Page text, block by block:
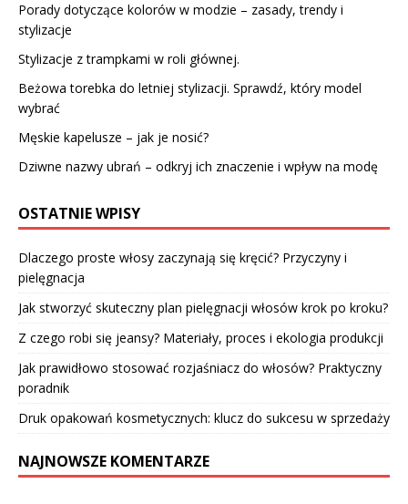
Porady dotyczące kolorów w modzie – zasady, trendy i
stylizacje
Stylizacje z trampkami w roli głównej.
Beżowa torebka do letniej stylizacji. Sprawdź, który model
wybrać
Męskie kapelusze – jak je nosić?
Dziwne nazwy ubrań – odkryj ich znaczenie i wpływ na modę
OSTATNIE WPISY
Dlaczego proste włosy zaczynają się kręcić? Przyczyny i
pielęgnacja
Jak stworzyć skuteczny plan pielęgnacji włosów krok po kroku?
Z czego robi się jeansy? Materiały, proces i ekologia produkcji
Jak prawidłowo stosować rozjaśniacz do włosów? Praktyczny
poradnik
Druk opakowań kosmetycznych: klucz do sukcesu w sprzedaży
NAJNOWSZE KOMENTARZE